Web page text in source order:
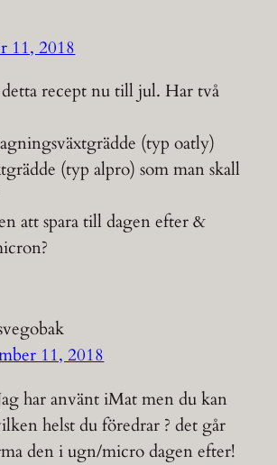
11, 2018
recept nu till jul. Har två
(typ oatly)
(typ alpro) som man skall
att spara till dagen efter &
11, 2018
har använt iMat men du kan
helst du föredrar ? det går
den i ugn/micro dagen efter!